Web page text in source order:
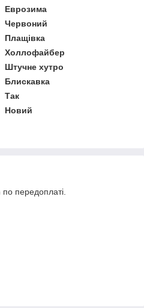
Еврозима
Червоний
Плащівка
Холлофайбер
Штучне хутро
Блискавка
Так
Новий
по передоплаті.